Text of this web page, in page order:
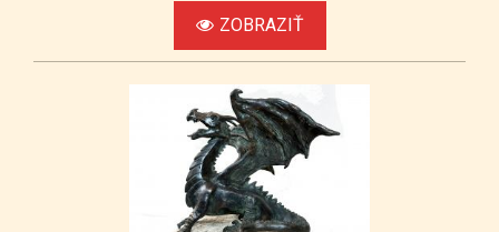
ZOBRAZIŤ